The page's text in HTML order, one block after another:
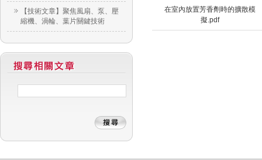
【技術文章】聚焦風扇、泵、壓
縮機、渦輪、葉片關鍵技術
在室內放置芳香劑時的擴散模
擬.pdf